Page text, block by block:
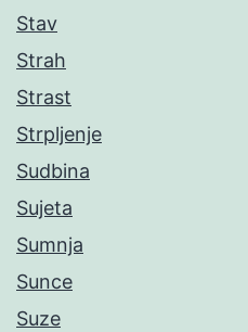
Stav
Strah
Strast
Strpljenje
Sudbina
Sujeta
Sumnja
Sunce
Suze